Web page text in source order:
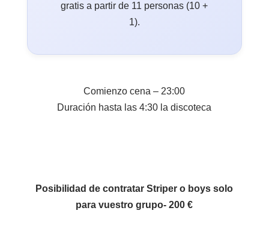
gratis a partir de 11 personas (10 +
1).
Comienzo cena – 23:00
Duración hasta las 4:30 la discoteca
Posibilidad de contratar Striper o boys solo
para vuestro grupo- 200 €